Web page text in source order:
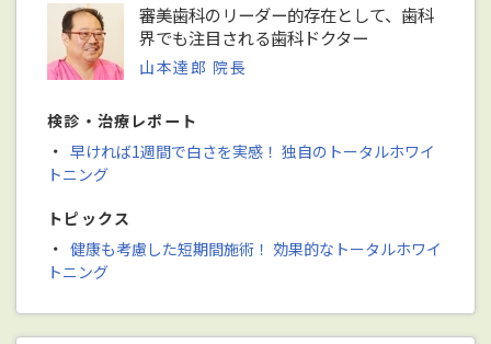
審美歯科のリーダー的存在として、歯科
界でも注目される歯科ドクター
山本達郎 院長
検診・治療レポート
・ 早ければ1週間で白さを実感！ 独自のトータルホワイ
トニング
トピックス
・ 健康も考慮した短期間施術！ 効果的なトータルホワイ
トニング